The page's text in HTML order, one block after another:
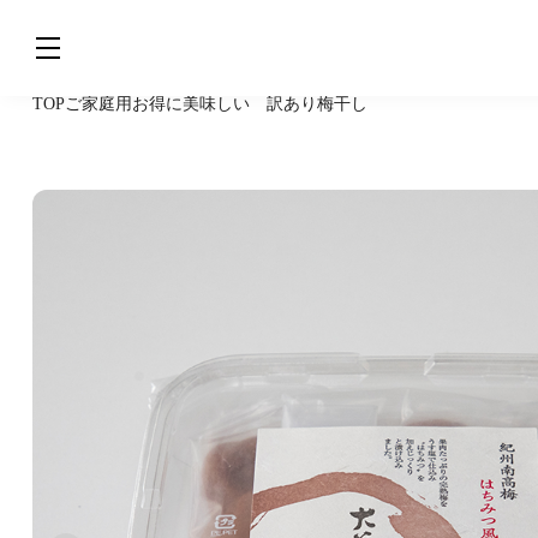
TOPご家庭用 お得に美味しい 訳あり梅干し